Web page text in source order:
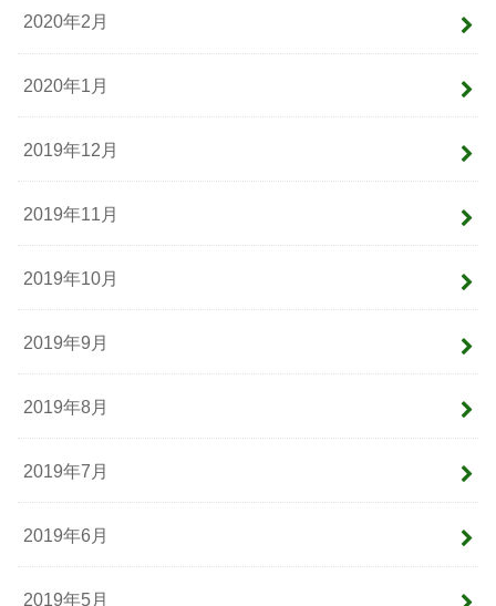
2020年2月
2020年1月
2019年12月
2019年11月
2019年10月
2019年9月
2019年8月
2019年7月
2019年6月
2019年5月